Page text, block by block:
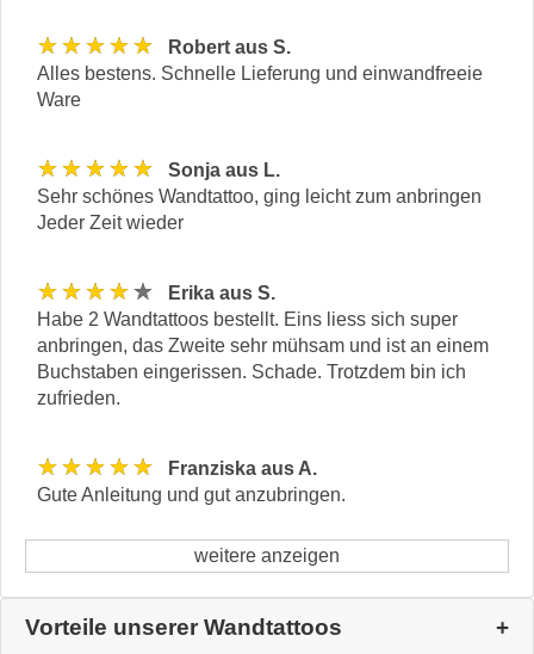
★★★★★
Robert aus S.
Alles bestens. Schnelle Lieferung und einwandfreeie
Ware
★★★★★
Sonja aus L.
Sehr schönes Wandtattoo, ging leicht zum anbringen
Jeder Zeit wieder
★★★★★
Erika aus S.
Habe 2 Wandtattoos bestellt. Eins liess sich super
anbringen, das Zweite sehr mühsam und ist an einem
Buchstaben eingerissen. Schade. Trotzdem bin ich
zufrieden.
★★★★★
Franziska aus A.
Gute Anleitung und gut anzubringen.
weitere anzeigen
Vorteile unserer Wandtattoos